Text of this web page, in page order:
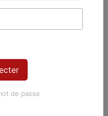
de passe